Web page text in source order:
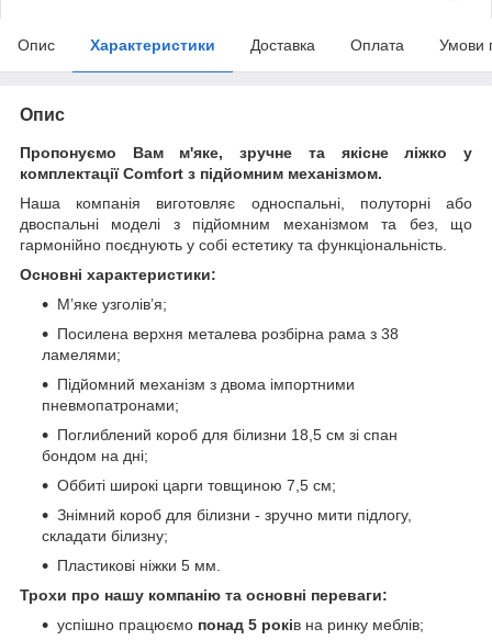
Опис Характеристики Доставка Оплата Умови
Опис
Пропонуємо Вам м'яке, зручне та якiсне ліжко у
комплектації Comfort з підйомним механізмом.
Наша компанія виготовляє односпальні, полуторні або
двоспальні моделі з підйомним механізмом та без, що
гармонійно поєднують у собі естетику та функціональність.
Основні характеристики:
М’яке узголів’я;
Посилена верхня металева розбірна рама з 38
ламелями;
Підйомний механізм з двома імпортними
пневмопатронами;
Поглиблений короб для білизни 18,5 см зі спан
бондом на дні;
Оббиті широкі царги товщиною 7,5 см;
Знімний короб для білизни - зручно мити підлогу,
складати білизну;
Пластикові ніжки 5 мм.
Трохи про нашу компанію та основні переваги:
успішно працюємо понад 5 років на ринку меблів;